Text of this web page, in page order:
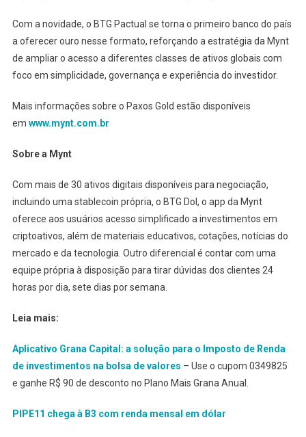
Com a novidade, o BTG Pactual se torna o primeiro banco do país
a oferecer ouro nesse formato, reforçando a estratégia da Mynt
de ampliar o acesso a diferentes classes de ativos globais com
foco em simplicidade, governança e experiência do investidor.
Mais informações sobre o Paxos Gold estão disponíveis
em www.mynt.com.br
Sobre a Mynt
Com mais de 30 ativos digitais disponíveis para negociação,
incluindo uma stablecoin própria, o BTG Dol, o app da Mynt
oferece aos usuários acesso simplificado a investimentos em
criptoativos, além de materiais educativos, cotações, notícias do
mercado e da tecnologia. Outro diferencial é contar com uma
equipe própria à disposição para tirar dúvidas dos clientes 24
horas por dia, sete dias por semana.
Leia mais:
Aplicativo Grana Capital: a solução para o Imposto de Renda
de investimentos na bolsa de valores – Use o cupom 0349825
e ganhe R$ 90 de desconto no Plano Mais Grana Anual.
PIPE11 chega à B3 com renda mensal em dólar